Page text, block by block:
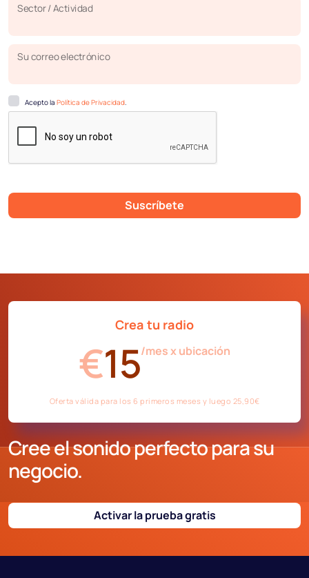
Sector / Actividad
Su correo electrónico
Acepto la Política de Privacidad.
Suscríbete
Cree el sonido perfecto para su
negocio.
Activar la prueba gratis
Crea tu radio
€15/mes x ubicación
Oferta válida para los 6 primeros meses y luego 25,90€